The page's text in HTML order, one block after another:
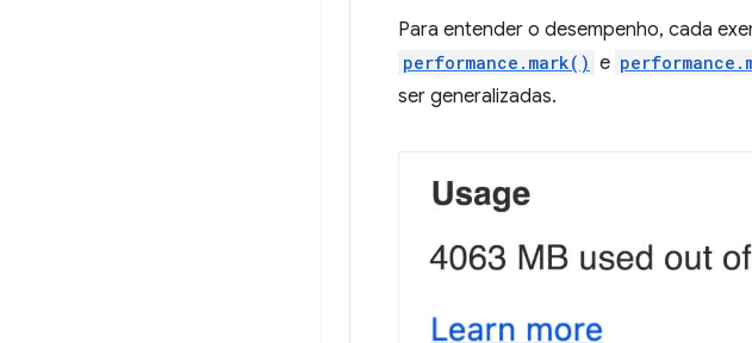
Para entender o desempenho, cada
performance.mark() e
ser generalizadas.